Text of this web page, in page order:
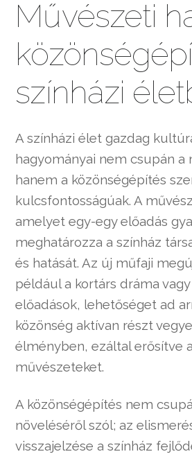
Művészeti
színházi
A színházi élet gazdag
hagyományai nem csupán a
hanem a közönségépítés
kulcsfontosságúak. A
amelyet egy-egy előadás
meghatározza a színház
és hatását. Az új műfaji
például a kortárs dráma
előadások, lehetőséget ad
közönség aktívan részt
élményben, ezáltal erősítve
művészeteket.
A közönségépítés nem
növeléséről szól; az
visszajelzése a színház